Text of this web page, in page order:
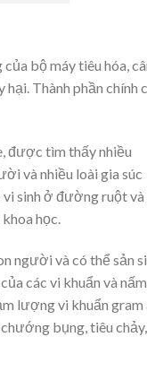
bộ máy tiêu hóa,
Thành phần chính
được tìm thấy nhiều
và nhiều loài gia súc
sinh ở đường ruột và
học.
người và có thể sản
các vi khuẩn và nấm
lượng vi khuẩn gram
bụng, tiêu chảy,